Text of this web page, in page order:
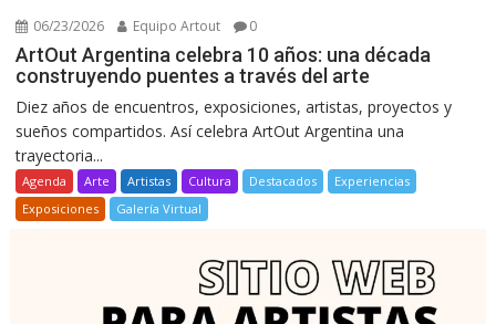
06/23/2026 Equipo Artout 0
ArtOut Argentina celebra 10 años: una década
construyendo puentes a través del arte
Diez años de encuentros, exposiciones, artistas, proyectos y
sueños compartidos. Así celebra ArtOut Argentina una
trayectoria...
Agenda Arte Artistas Cultura Destacados
Experiencias
Exposiciones
Galería Virtual